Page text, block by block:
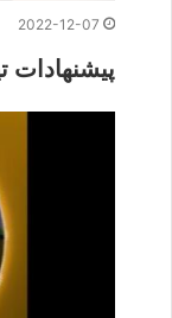
2022-12-07
پیشنهادات